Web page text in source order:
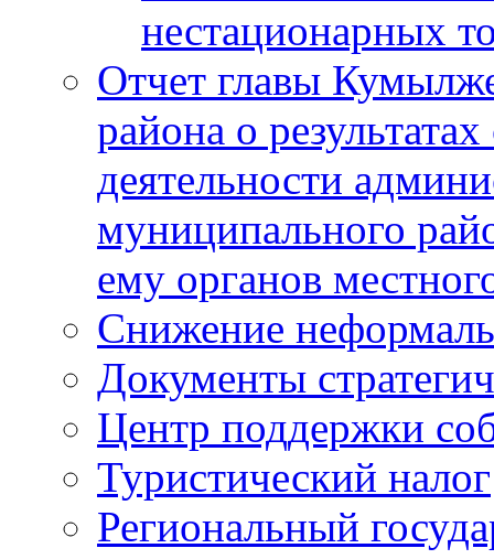
нестационарных
Отчет главы
района о
деятельности
муниципального
ему органов
Снижение
Документы
Центр поддержки
Туристический налог
Региональный